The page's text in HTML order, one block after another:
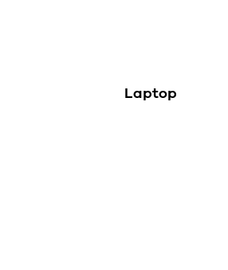
Laptop